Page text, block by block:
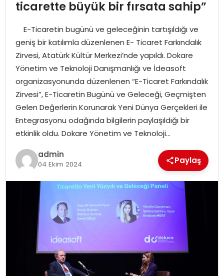
EĞITIM
SPOR
EKONOMI
MAGAZIN
DÜNYA
OTOMOBIL
ticarette büyük bir fırsata sahip”
E-Ticaretin bugünü ve geleceğinin tartışıldığı ve
geniş bir katılımla düzenlenen E- Ticaret Farkındalık
Zirvesi, Atatürk Kültür Merkezi’nde yapıldı. Dokare
Yönetim ve Teknoloji Danışmanlığı ve İdeasoft
organizasyonunda düzenlenen “E-Ticaret Farkındalık
Zirvesi”, E-Ticaretin Bugünü ve Geleceği, Geçmişten
Gelen Değerlerin Korunarak Yeni Dünya Gerçekleri ile
Entegrasyonu odağında bilgilerin paylaşıldığı bir
etkinlik oldu. Dokare Yönetim ve Teknoloji…
admin
04 Ekim 2024 Paylaş